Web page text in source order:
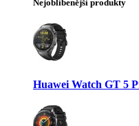
Nejoblíbenější produkty
Huawei Watch GT 5